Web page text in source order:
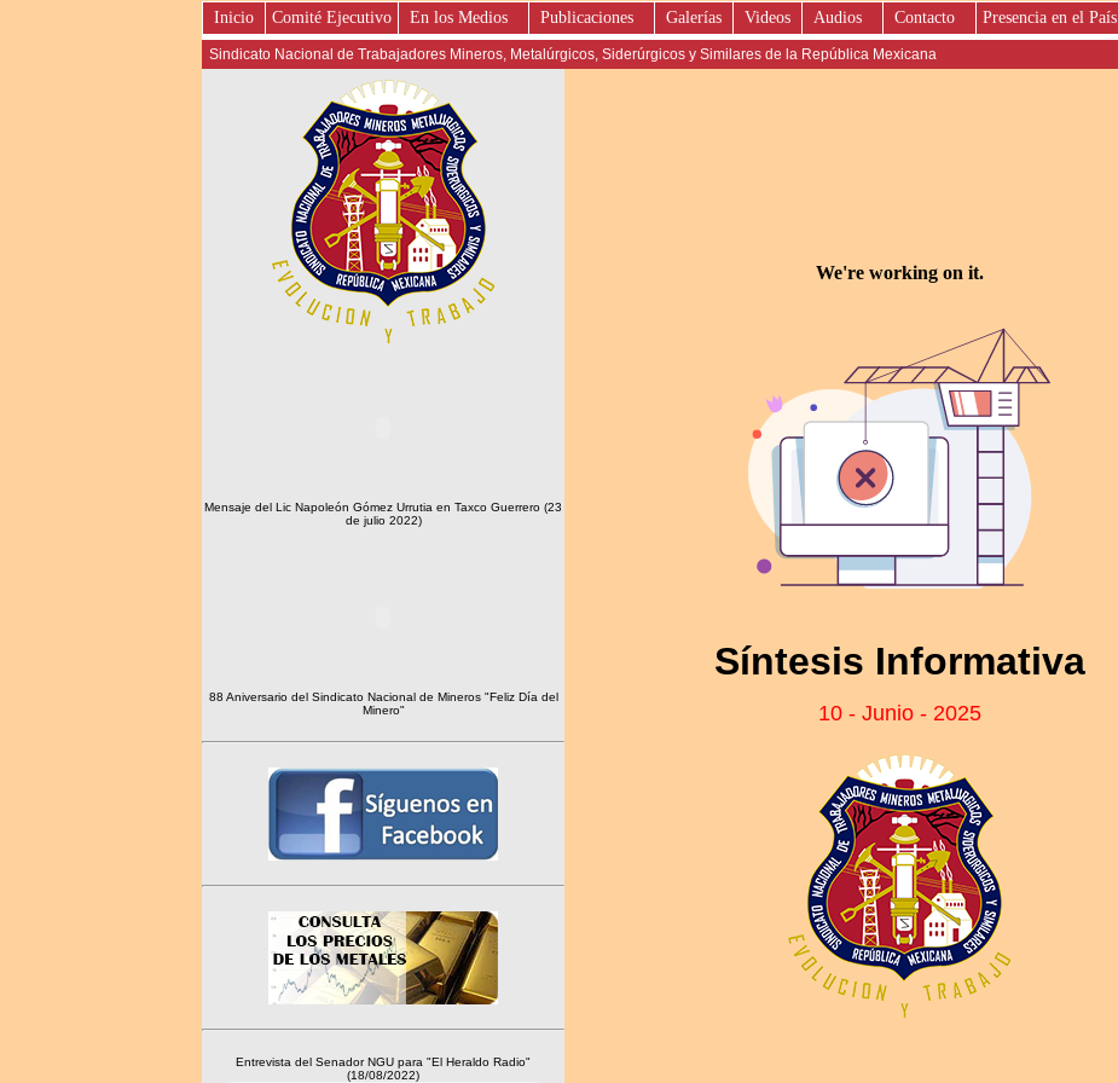
Inicio Comité Ejecutivo En los Medios Publicaciones Galerías Videos Audios Contacto Presencia en el País
Sindicato Nacional de Trabajadores Mineros, Metalúrgicos, Siderúrgicos y Similares de la República Mexicana
Mensaje del Lic Napoleón Gómez Urrutia en Taxco Guerrero (23
de julio 2022)
88 Aniversario del Sindicato Nacional de Mineros "Feliz Día del
Minero"
Entrevista del Senador NGU para "El Heraldo Radio"
(18/08/2022)
Síntesis Informativa
10 - Junio - 2025